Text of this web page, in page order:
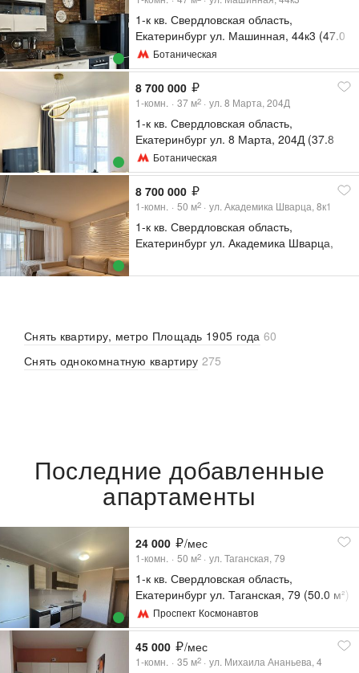
1-к кв. Свердловская область,
Екатеринбург ул. Машинная, 44к3 (47.0
м²) Ботаническая
8 700 000
1-комн. 37 м2 ул. 8 Марта, 204Д
1-к кв. Свердловская область,
Екатеринбург ул. 8 Марта, 204Д (37.8
м²) Ботаническая
8 700 000
1-комн. 50 м2 ул. Академика Шварца, 8к1
1-к кв. Свердловская область,
Екатеринбург ул. Академика Шварца,
Снять квартиру, метро Площадь 1905 года 60
Снять однокомнатную квартиру 275
Последние добавленные
апартаменты
24 000 /мес
1-комн. 50 м2 ул. Таганская, 79
1-к кв. Свердловская область,
Екатеринбург ул. Таганская, 79 (50.0 м²)
Проспект Космонавтов
45 000 /мес
1-комн. 35 м2 ул. Михаила Ананьева, 4